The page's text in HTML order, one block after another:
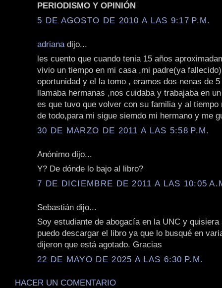
PERIODISMO Y OPINIÓN
5 DE AGOSTO DE 2010 A LAS 9:17 P.M.
adriana dijo...
les cuento que cuando tenia 15 años
vivio un tiempo en mi casa ,mi padre(ya
oportunidad y el la tomo , eramos dos nenas de
llamaba hermanas ,nos cuidaba y trabajaba en
es que tuvo que volver con su familia y al tiempo
de todo,para mi sigue siemdo mi hermano y me
30 DE MARZO DE 2011 A LAS 5:58 P.M.
Anónimo dijo...
Y? De dónde lo bajo al libro?
7 DE DICIEMBRE DE 2011 A LAS 10:05
Sebastián dijo...
Soy estudiante de abogacía en la UNC y quisiera
puedo descargar el libro ya que lo busqué en
dijeron que está agotado. Gracias
22 DE MAYO DE 2025 A LAS 6:30 P.M.
HACER UN COMENTARIO